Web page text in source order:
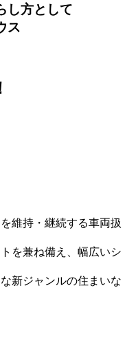
し方として
ス
維持・継続する車両扱
を兼ね備え、幅広いシ
新ジャンルの住まいな